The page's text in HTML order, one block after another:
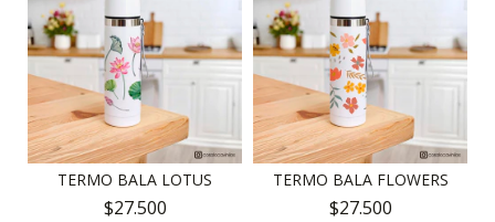
TERMO BALA LOTUS
$27.500
TERMO BALA FLOWERS
$27.500